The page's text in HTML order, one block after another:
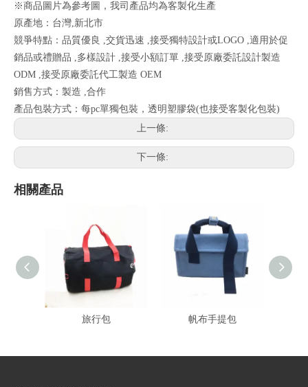
※商品圖片為參考圖，我司產品均為客製化生產
原產地：台灣,新北市
競爭特點：品質優良 ,交貨迅速 ,接受獨特設計或LOGO ,適用於促
銷品或禮贈品 ,多樣設計 ,接受小額訂單 ,接受原廠委託設計製造
ODM ,接受原廠委託代工製造 OEM
銷售方式：製造 ,合作
產品包裝方式：每pc單獨包裝，透明塑膠袋(也接受客製化包裝)
上一條:
下一條:
相關產品
旅行包 帆布手提包